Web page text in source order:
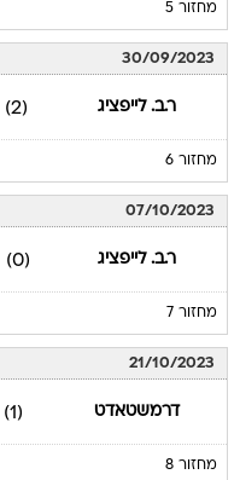
מחזור 5
30/09/2023
ר.ב. לייפציג (2)
מחזור 6
07/10/2023
ר.ב. לייפציג (0)
מחזור 7
21/10/2023
דרמשטאדט (1)
מחזור 8